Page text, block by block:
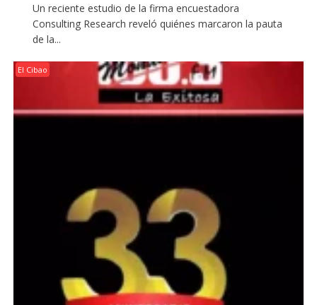
Un reciente estudio de la firma encuestadora
Consulting Research reveló quiénes marcaron la pauta
de la...
El Cibao